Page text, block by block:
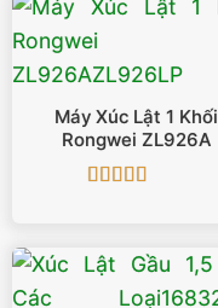
Máy Xúc Lật 1 Khối
Rongwei ZL926A